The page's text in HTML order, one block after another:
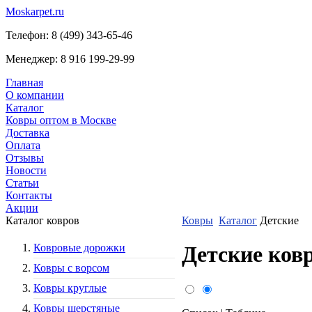
Moskarpet.ru
Телефон: 8 (499) 343-65-46
Менеджер: 8 916 199-29-99
Главная
О компании
Каталог
Ковры оптом в Москве
Доставка
Оплата
Отзывы
Новости
Статьи
Контакты
Акции
Каталог ковров
Ковровые дорожки
Ковры с ворсом
Ковры круглые
Ковры шерстяные
Ковры Каталог Детские
Детские